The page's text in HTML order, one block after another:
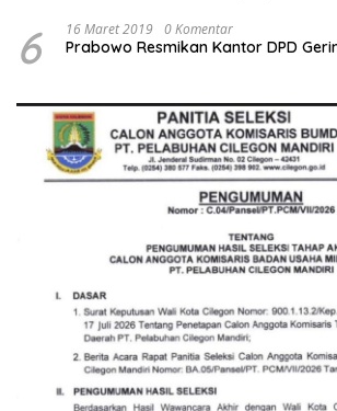
6 16 Maret 2019 0 Komentar
Prabowo Resmikan Kantor DPD